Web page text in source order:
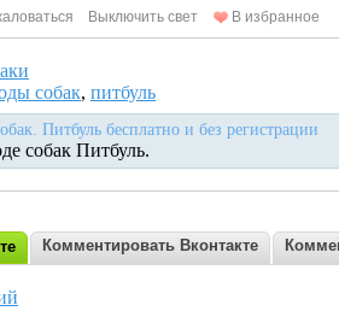
Выключить свет В избранное
собак, питбуль
Питбуль бесплатно и без регистрации
собак Питбуль.
Комментировать Вконтакте